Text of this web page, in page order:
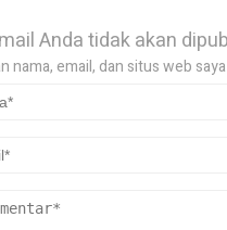
Anda tidak akan
nama, email, dan situs web